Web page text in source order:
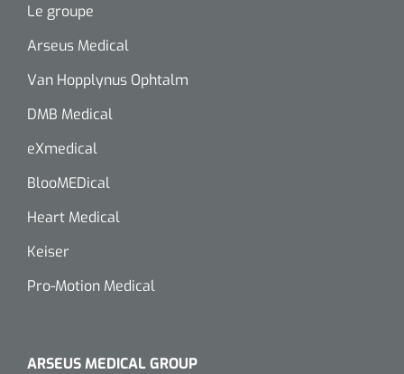
Le groupe
Arseus Medical
Van Hopplynus Ophtalm
DMB Medical
eXmedical
BlooMEDical
Heart Medical
Keiser
Pro-Motion Medical
ARSEUS MEDICAL GROUP